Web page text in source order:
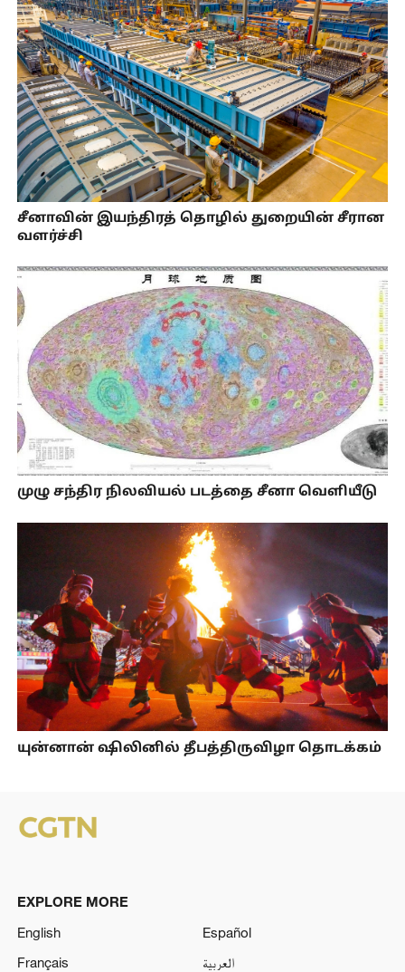
சீனாவின் இயந்திரத் தொழில் துறையின் சீரான
வளர்ச்சி
முழு சந்திர நிலவியல் படத்தை சீனா வெளியீடு
யுன்னான் ஷிலினில் தீபத்திருவிழா தொடக்கம்
EXPLORE MORE
English
Español
Français
العربية